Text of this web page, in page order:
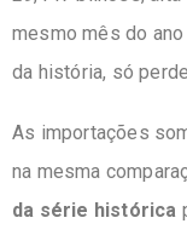
mesmo mês do
da história, só
As importações
na mesma
da série histórica